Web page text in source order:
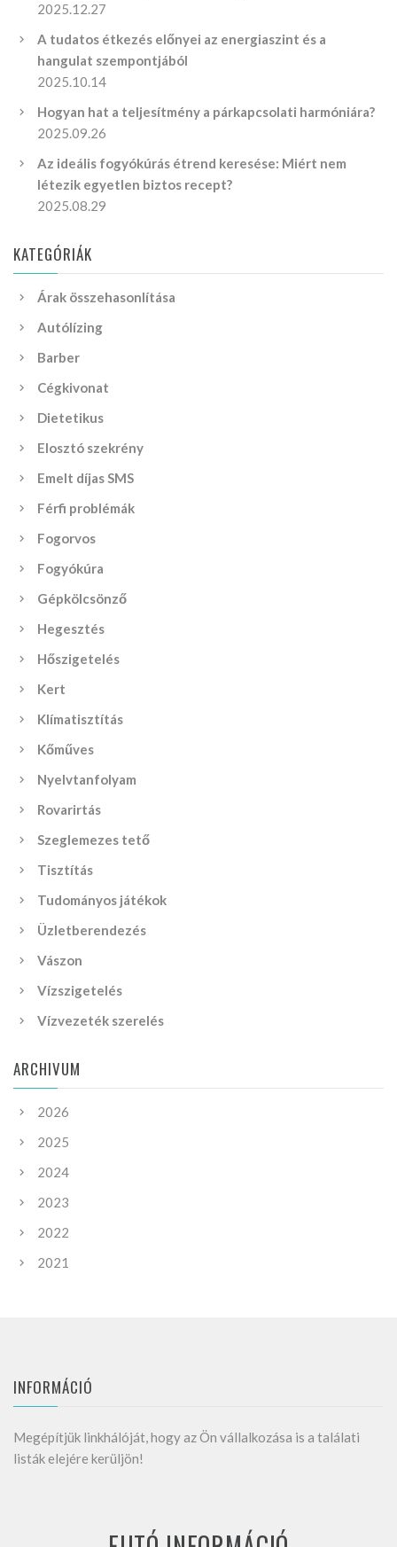
2025.12.27
A tudatos étkezés előnyei az energiaszint és a
hangulat szempontjából
2025.10.14
Hogyan hat a teljesítmény a párkapcsolati harmóniára?
2025.09.26
Az ideális fogyókúrás étrend keresése: Miért nem
létezik egyetlen biztos recept?
2025.08.29
KATEGÓRIÁK
Árak összehasonlítása
Autólízing
Barber
Cégkivonat
Dietetikus
Elosztó szekrény
Emelt díjas SMS
Férfi problémák
Fogorvos
Fogyókúra
Gépkölcsönző
Hegesztés
Hőszigetelés
Kert
Klímatisztítás
Kőműves
Nyelvtanfolyam
Rovarirtás
Szeglemezes tető
Tisztítás
Tudományos játékok
Üzletberendezés
Vászon
Vízszigetelés
Vízvezeték szerelés
ARCHIVUM
2026
2025
2024
2023
2022
2021
INFORMÁCIÓ
Megépítjük linkhálóját, hogy az Ön vállalkozása is a találati
listák elejére kerüljön!